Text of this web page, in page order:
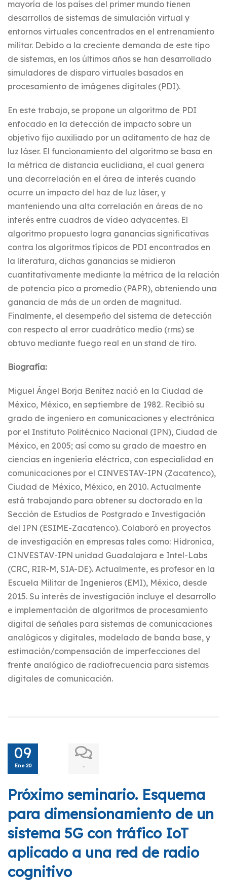
mayoría de los países del primer mundo tienen
desarrollos de sistemas de simulación virtual y
entornos virtuales concentrados en el entrenamiento
militar. Debido a la creciente demanda de este tipo
de sistemas, en los últimos años se han desarrollado
simuladores de disparo virtuales basados en
procesamiento de imágenes digitales (PDI).
En este trabajo, se propone un algoritmo de PDI
enfocado en la detección de impacto sobre un
objetivo fijo auxiliado por un aditamento de haz de
luz láser. El funcionamiento del algoritmo se basa en
la métrica de distancia euclidiana, el cual genera
una decorrelación en el área de interés cuando
ocurre un impacto del haz de luz láser, y
manteniendo una alta correlación en áreas de no
interés entre cuadros de vídeo adyacentes. El
algoritmo propuesto logra ganancias significativas
contra los algoritmos típicos de PDI encontrados en
la literatura, dichas ganancias se midieron
cuantitativamente mediante la métrica de la relación
de potencia pico a promedio (PAPR), obteniendo una
ganancia de más de un orden de magnitud.
Finalmente, el desempeño del sistema de detección
con respecto al error cuadrático medio (rms) se
obtuvo mediante fuego real en un stand de tiro.
Biografía:
Miguel Ángel Borja Benítez nació en la Ciudad de
México, México, en septiembre de 1982. Recibió su
grado de ingeniero en comunicaciones y electrónica
por el Instituto Politécnico Nacional (IPN), Ciudad de
México, en 2005; así como su grado de maestro en
ciencias en ingeniería eléctrica, con especialidad en
comunicaciones por el CINVESTAV-IPN (Zacatenco),
Ciudad de México, México, en 2010. Actualmente
está trabajando para obtener su doctorado en la
Sección de Estudios de Postgrado e Investigación
del IPN (ESIME-Zacatenco). Colaboró en proyectos
de investigación en empresas tales como: Hidronica,
CINVESTAV-IPN unidad Guadalajara e Intel-Labs
(CRC, RIR-M, SIA-DE). Actualmente, es profesor en la
Escuela Militar de Ingenieros (EMI), México, desde
2015. Su interés de investigación incluye el desarrollo
e implementación de algoritmos de procesamiento
digital de señales para sistemas de comunicaciones
analógicos y digitales, modelado de banda base, y
estimación/compensación de imperfecciones del
frente analógico de radiofrecuencia para sistemas
digitales de comunicación.
09
Ene 20 -
Próximo seminario. Esquema
para dimensionamiento de un
sistema 5G con tráfico IoT
aplicado a una red de radio
cognitivo